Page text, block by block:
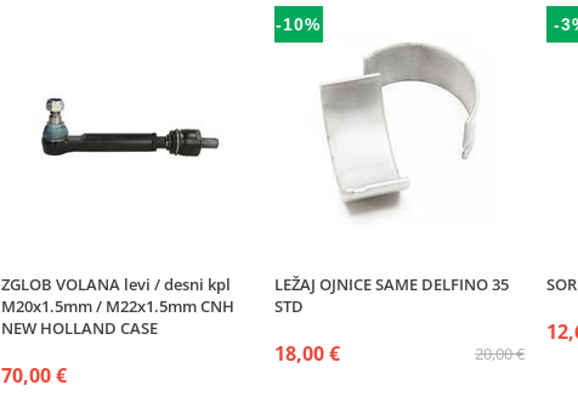
ZGLOB VOLANA levi / desni kpl
M20x1.5mm / M22x1.5mm CNH
NEW HOLLAND CASE
70,00 €
-10%
LEŽAJ OJNICE SAME DELFINO 35
STD
20,00 €
18,00 €
-